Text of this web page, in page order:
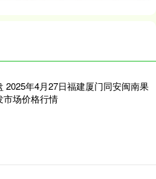
2025年4月27日福建厦门同安闽南果
市场价格行情